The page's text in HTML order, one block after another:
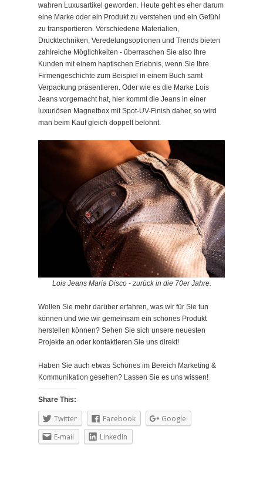
wahren Luxusartikel geworden. Heute geht es eher darum
eine Marke oder ein Produkt zu verstehen und ein Gefühl
zu transportieren. Verschiedene Materialien,
Drucktechniken, Veredelungsoptionen und Trends bieten
zahlreiche Möglichkeiten - überraschen Sie also Ihre
Kunden mit einem haptischen Erlebnis, wenn Sie Ihre
Firmengeschichte zum Beispiel in einem Buch samt
Verpackung präsentieren. Oder wie es die Marke Lois
Jeans vorgemacht hat, hier kommt die Jeans in einer
luxuriösen Magnetbox mit Spot-UV-Finish daher, so wird
man beim Kauf gleich doppelt belohnt.
Lois Jeans Maria Disco - zurück in die 70er Jahre.
Wollen Sie mehr darüber erfahren, was wir für Sie tun
können und wie wir gemeinsam ein schönes Produkt
herstellen können? Sehen Sie sich unsere neuesten
Projekte an oder kontaktieren Sie uns direkt!
Haben Sie auch etwas Schönes im Bereich Marketing &
Kommunikation gesehen? Lassen Sie es uns wissen!
Share This:
Twitter Facebook
Google
E-mail
LinkedIn